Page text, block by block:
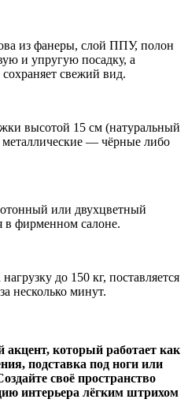
из фанеры, слой ППУ, полон
и упругую посадку, а
сохраняет свежий вид.
высотой 15 см (натуральный
— чёрные либо
или двухцветный
в фирменном салоне.
до 150 кг, поставляется
несколько минут.
который работает как
подставка под ноги или
своё пространство
интерьера лёгким штрихом